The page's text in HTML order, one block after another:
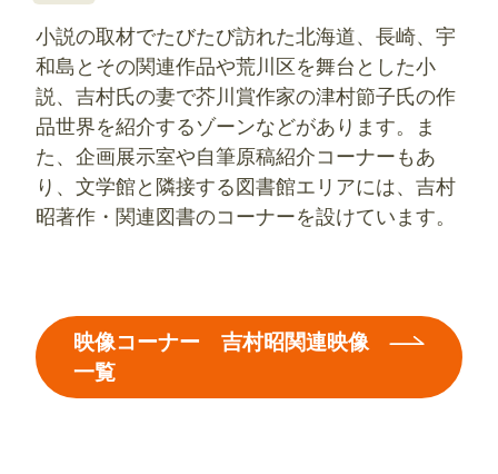
小説の取材でたびたび訪れた北海道、長崎、宇
和島とその関連作品や荒川区を舞台とした小
説、吉村氏の妻で芥川賞作家の津村節子氏の作
品世界を紹介するゾーンなどがあります。ま
た、企画展示室や自筆原稿紹介コーナーもあ
り、文学館と隣接する図書館エリアには、吉村
昭著作・関連図書のコーナーを設けています。
映像コーナー 吉村昭関連映像
一覧